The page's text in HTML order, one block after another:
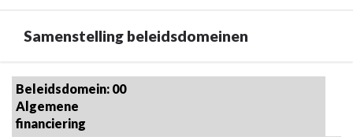
werkings-
investeringssubsidies
Samenstelling beleidsdomeinen
Terug
naar
navigatie
Beleidsdomein: 00
Algemene
financiering